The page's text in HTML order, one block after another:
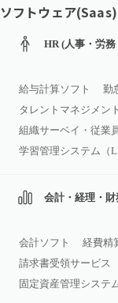
ソフトウェア(Saas)
HR (人事・労
給与計算ソフト 勤
タレントマネジメン
組織サーベイ・従業
学習管理システム（
会計・経理・財
会計ソフト 経費精
請求書受領サービス
固定資産管理システ